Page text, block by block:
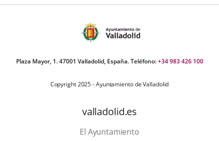
aplicación
Plaza Mayor, 1. 47001 Valladolid, España. Teléfono:+34 983 426 100
Copyright 2025 - Ayuntamiento de Valladolid
valladolid.es
El Ayuntamiento